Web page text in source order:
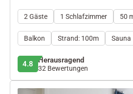
2 Gäste 1 Schlafzimmer 50
Balkon Strand: 100m Sauna
4.8 Herausragend
32 Bewertungen